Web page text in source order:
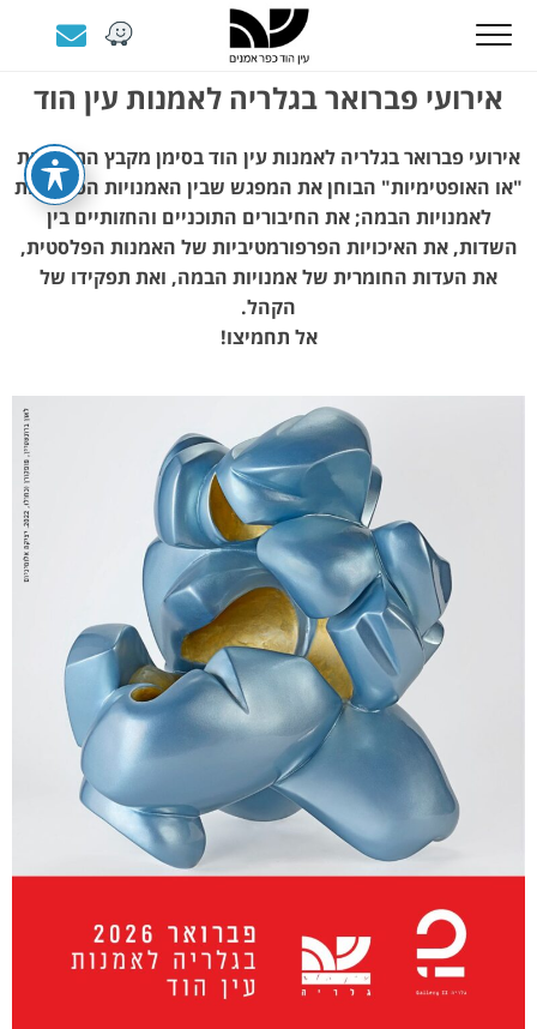
אירועי פברואר בגלריה לאמנות עין הוד
אירועי פברואר בגלריה לאמנות עין הוד בסימן מקבץ התערוכות
"או האופטימיות" הבוחן את המפגש שבין האמנויות הפלסטיות
לאמנויות הבמה;את החיבורים התוכניים והחזותיים בין
השדות, את האיכויות הפרפורמטיביות של האמנות הפלסטית,
את העדות החומרית של אמנויות הבמה, ואת תפקידו של
הקהל.
אל תחמיצו!